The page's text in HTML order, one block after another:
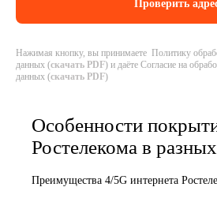
Нажимая кнопку, вы принимаете Политику
данных (скачать PDF) и даёте Согласие на
данных (скачать PDF)
Особенности
Ростелекома в
Преимущества 4/5G интернета